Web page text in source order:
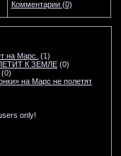
Комментарии (0)
на Марс. (1)
К ЗЕМЛЕ (0)
(0)
на Марс не полетят
only!